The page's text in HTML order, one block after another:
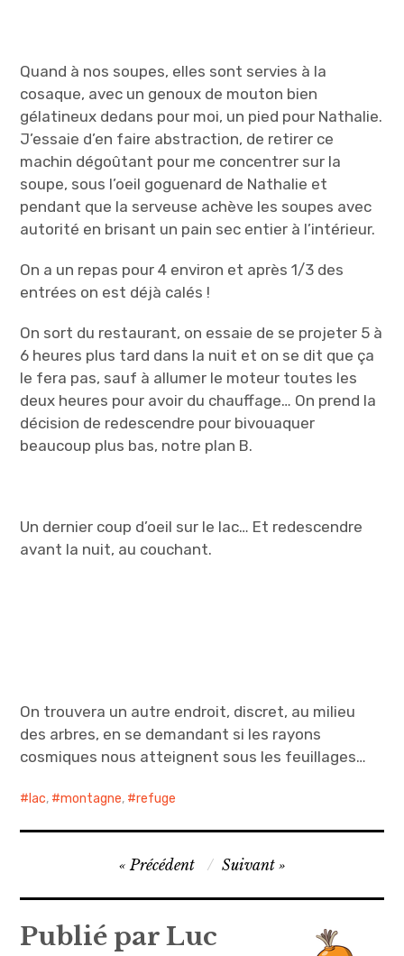
Quand à nos soupes, elles sont servies à la
cosaque, avec un genoux de mouton bien
gélatineux dedans pour moi, un pied pour Nathalie.
J’essaie d’en faire abstraction, de retirer ce
machin dégoûtant pour me concentrer sur la
soupe, sous l’oeil goguenard de Nathalie et
pendant que la serveuse achève les soupes avec
autorité en brisant un pain sec entier à l’intérieur.
On a un repas pour 4 environ et après 1/3 des
entrées on est déjà calés !
On sort du restaurant, on essaie de se projeter 5 à
6 heures plus tard dans la nuit et on se dit que ça
le fera pas, sauf à allumer le moteur toutes les
deux heures pour avoir du chauffage… On prend la
décision de redescendre pour bivouaquer
beaucoup plus bas, notre plan B.
Un dernier coup d’oeil sur le lac… Et redescendre
avant la nuit, au couchant.
On trouvera un autre endroit, discret, au milieu
des arbres, en se demandant si les rayons
cosmiques nous atteignent sous les feuillages…
lac, montagne, refuge
Navigation
de
l’article
Précédent Suivant
Publié parLuc